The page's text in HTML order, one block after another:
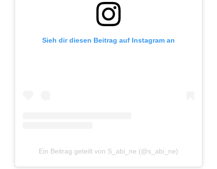
Sieh dir diesen Beitrag auf Instagram an
Ein Beitrag geteilt von S_abi_ne (@s_abi_ne)